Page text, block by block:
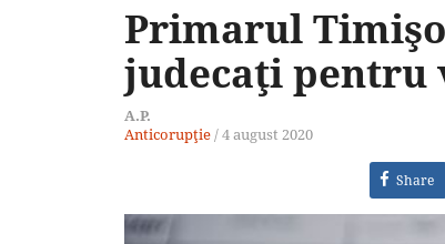
Primarul
judecaţi pentru
A.P.
Anticorupţie /4 august 2020
Share